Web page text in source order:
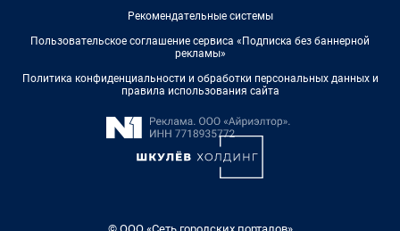
Рекомендательные системы
Пользовательское соглашение сервиса «Подписка без баннерной
рекламы»
Политика конфиденциальности и обработки персональных данных и
правила использования сайта